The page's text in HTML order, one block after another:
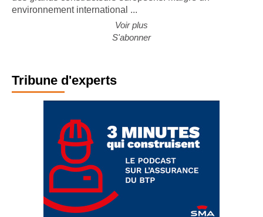
des grands constructeurs européens. Malgré un
Voir plus
Tribune d'experts